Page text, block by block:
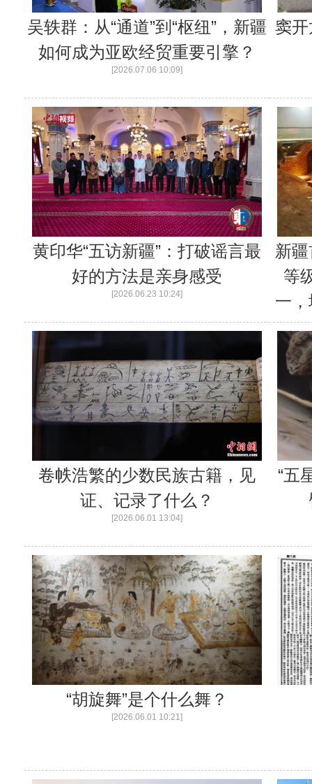
吴轶群：从“通道”到“枢纽”，新疆
如何成为亚欧经贸重要引擎？
[2026.07.06 10:09]
窦
黄印华“五访新疆”：打破谣言最
好的方法是亲身感受
[2026.06.23 10:24]
新
等
一
卷帙浩繁的少数民族古籍，见
证、记录了什么？
[2026.06.01 13:04]
“五
“胡旋舞”是个什么舞？
[2026.06.01 10:21]